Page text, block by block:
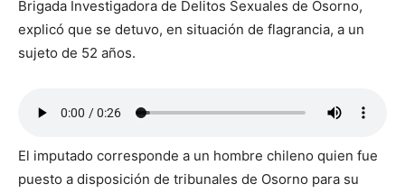
Brigada Investigadora de Delitos Sexuales de Osorno,
explicó que se detuvo, en situación de flagrancia, a un
sujeto de 52 años.
El imputado corresponde a un hombre chileno quien fue
puesto a disposición de tribunales de Osorno para su